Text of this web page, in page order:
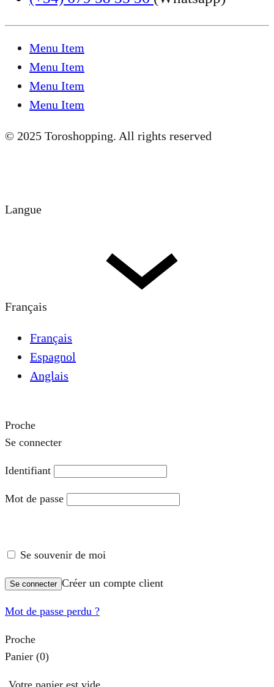
Menu Item
Menu Item
Menu Item
Menu Item
© 2025 Toroshopping. All rights reserved
Langue
Français
Français
Espagnol
Anglais
Proche
Se connecter
Identifiant
Mot de passe
Se souvenir de moi
Se connecter Créer un compte client
Mot de passe perdu ?
Proche
Panier (0)
Votre panier est vide.